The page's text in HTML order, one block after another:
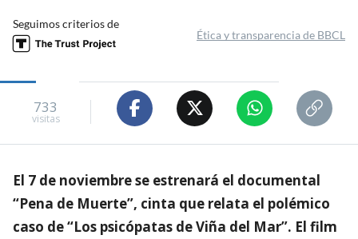
Seguimos criterios de
Ética y transparencia de BBCL
733
visitas
El 7 de noviembre se estrenará el documental
“Pena de Muerte”, cinta que relata el polémico
caso de “Los psicópatas de Viña del Mar”. El film